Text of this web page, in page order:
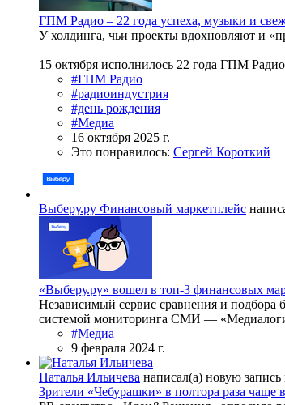
ГПМ Радио – 22 года успеха, музыки и
У холдинга, чьи проекты вдохновляют и
15 октября исполнилось 22 года ГПМ
#ГПМ Радио
#радиоиндустрия
#день рождения
#Медиа
16 октября 2025 г.
Это понравилось: Сергей Короткий
Выберу.ру Финансовый маркетплейс
«Выберу.ру» вошел в топ-3 финансовых
Независимый сервис сравнения и подбора
системой мониторинга СМИ —
#Медиа
9 февраля 2024 г.
Наталья Ильичева написал(а) новую запись
Зрители «Чебурашки» в полтора раза чаще